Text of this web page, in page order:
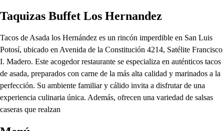
Taquizas Buffet Los Hernandez
Tacos de Asada los Hernández es un rincón imperdible en San Luis
Potosí, ubicado en Avenida de la Constitución 4214, Satélite Francisco
I. Madero. Este acogedor restaurante se especializa en auténticos tacos
de asada, preparados con carne de la más alta calidad y marinados a la
perfección. Su ambiente familiar y cálido invita a disfrutar de una
experiencia culinaria única. Además, ofrecen una variedad de salsas
caseras que realzan